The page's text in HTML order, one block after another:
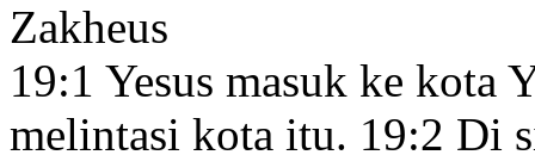
Zakheus
19:1 Yesus masuk ke kota
melintasi kota itu. 19:2 Di